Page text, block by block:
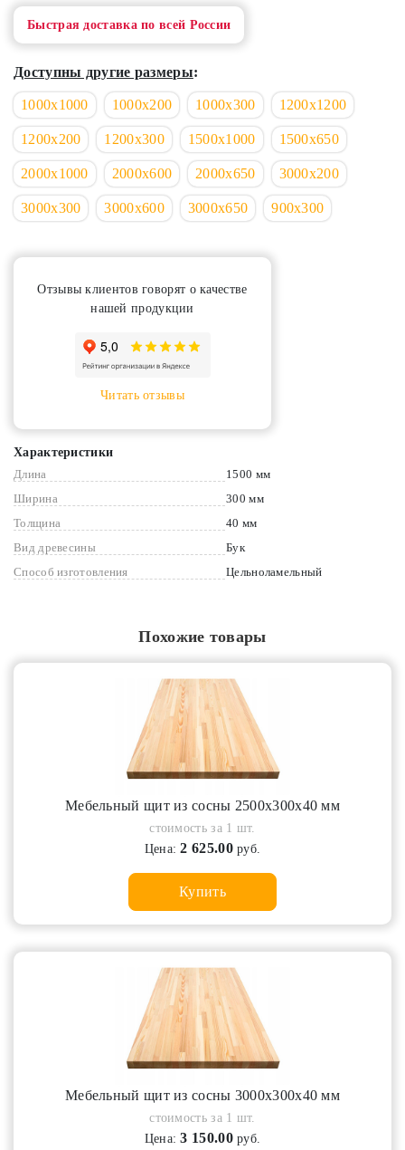
Быстрая доставка по всей России
Доступны другие размеры:
1000х1000 1000х200 1000х300 1200х1200
1200х200 1200х300 1500х1000 1500х650
2000х1000 2000х600 2000х650 3000х200
3000х300 3000х600 3000х650 900х300
Отзывы клиентов говорят о качестве
нашей продукции
Читать отзывы
Характеристики
Длина
1500 мм
Ширина
300 мм
Толщина
40 мм
Вид древесины
Бук
Способ изготовления
Цельноламельный
Похожие товары
Мебельный щит из сосны 2500х300х40 мм
стоимость за 1 шт.
Цена:2 625.00руб.
Купить
Мебельный щит из сосны 3000х300х40 мм
стоимость за 1 шт.
Цена:3 150.00руб.